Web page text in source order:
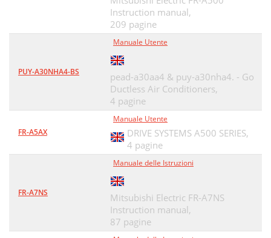
Instruction manual,
209 pagine
PUY-A30NHA4-BS
Manuale Utente
pead-a30aa4 & puy-a30nha4. - Go
Ductless Air Conditioners,
4 pagine
FR-A5AX
Manuale Utente
DRIVE SYSTEMS A500 SERIES,
4 pagine
FR-A7NS
Manuale delle Istruzioni
Mitsubishi Electric FR-A7NS
Instruction manual,
87 pagine